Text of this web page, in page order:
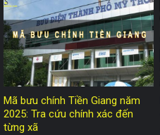
Mã bưu chính Tiền Giang năm
2025: Tra cứu chính xác đến
từng xã